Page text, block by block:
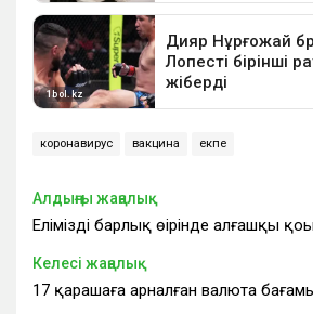
коронавирус вакцина екпе
Алдыңғы жаңалық
Еліміздің барлық өңірінде алғашқы
Келесі жаңалық
17 қарашаға арналған валюта